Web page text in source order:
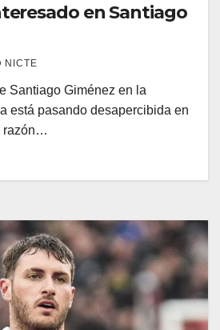
en Santiago
NICTE
Santiago Giménez en la
está pasando desapercibida en
razón…